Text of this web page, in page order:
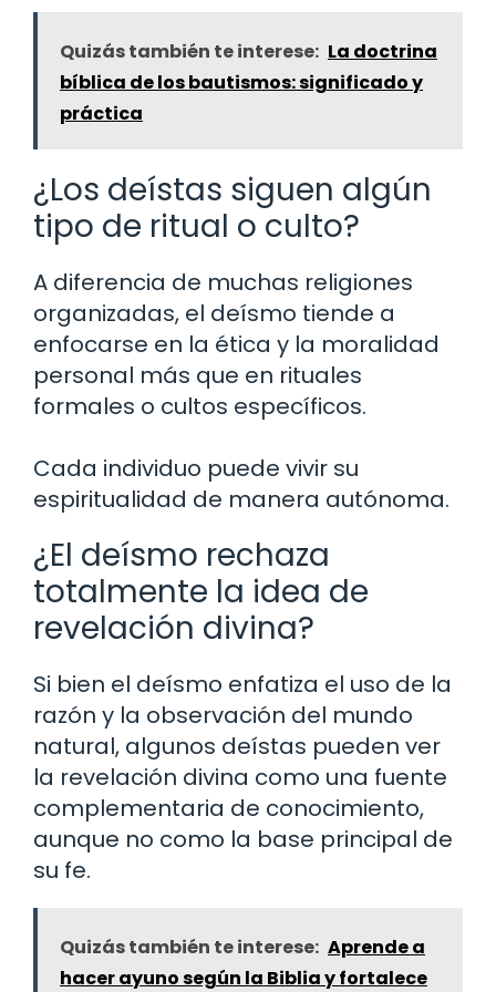
Quizás también te interese: La doctrina
bíblica de los bautismos: significado y
práctica
¿Los deístas siguen algún
tipo de ritual o culto?
A diferencia de muchas religiones
organizadas, el deísmo tiende a
enfocarse en la ética y la moralidad
personal más que en rituales
formales o cultos específicos.
Cada individuo puede vivir su
espiritualidad de manera autónoma.
¿El deísmo rechaza
totalmente la idea de
revelación divina?
Si bien el deísmo enfatiza el uso de la
razón y la observación del mundo
natural, algunos deístas pueden ver
la revelación divina como una fuente
complementaria de conocimiento,
aunque no como la base principal de
su fe.
Quizás también te interese: Aprende a
hacer ayuno según la Biblia y fortalece